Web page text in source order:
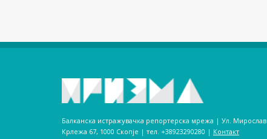
Балканска истражувачка репортерска мрежа | Ул. Мирослав
Крлежа 67, 1000 Скопје | тел. +38923290280­ | Контакт